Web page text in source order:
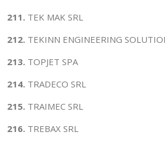
211. TEK MAK SRL
212. TEKINN ENGINEERING
213. TOPJET SPA
214. TRADECO SRL
215. TRAIMEC SRL
216. TREBAX SRL